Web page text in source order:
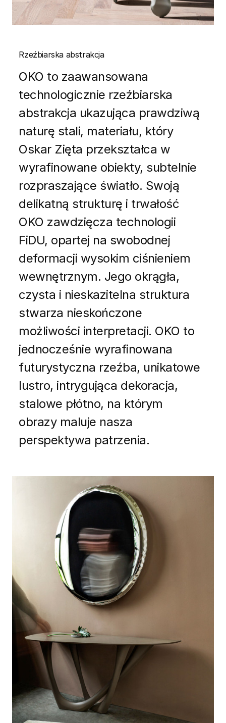
Rzeźbiarska abstrakcja
OKO to zaawansowana
technologicznie rzeźbiarska
abstrakcja ukazująca prawdziwą
naturę stali, materiału, który
Oskar Zięta przekształca w
wyrafinowane obiekty, subtelnie
rozpraszające światło. Swoją
delikatną strukturę i trwałość
OKO zawdzięcza technologii
FiDU, opartej na swobodnej
deformacji wysokim ciśnieniem
wewnętrznym. Jego okrągła,
czysta i nieskazitelna struktura
stwarza nieskończone
możliwości interpretacji. OKO to
jednocześnie wyrafinowana
futurystyczna rzeźba, unikatowe
lustro, intrygująca dekoracja,
stalowe płótno, na którym
obrazy maluje nasza
perspektywa patrzenia.